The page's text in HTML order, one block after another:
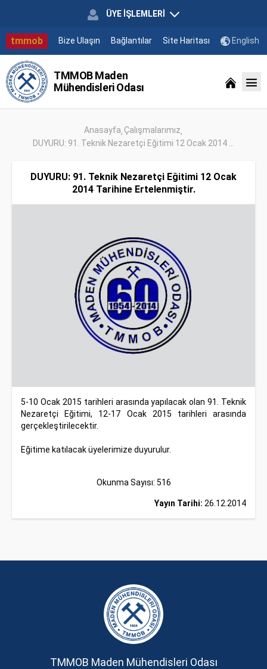
ÜYE İŞLEMLERİ
tmmob Bize Ulaşın Bağlantılar Site Haritası English
TMMOB Maden
Mühendisleri Odası
Anasayfa Çalışmalarımız
DUYURU: 91. Teknik Nezaretçi Eğitimi 12 Ocak 2014 ...
DUYURU: 91. Teknik Nezaretçi Eğitimi 12 Ocak
2014 Tarihine Ertelenmiştir.
5-10 Ocak 2015 tarihleri arasında yapılacak olan 91. Teknik
Nezaretçi Eğitimi, 12-17 Ocak 2015 tarihleri arasında
gerçekleştirilecektir.
Eğitime katılacak üyelerimize duyurulur.
Okunma Sayısı: 516
Yayın Tarihi: 26.12.2014
TMMOB Maden Mühendisleri Odası